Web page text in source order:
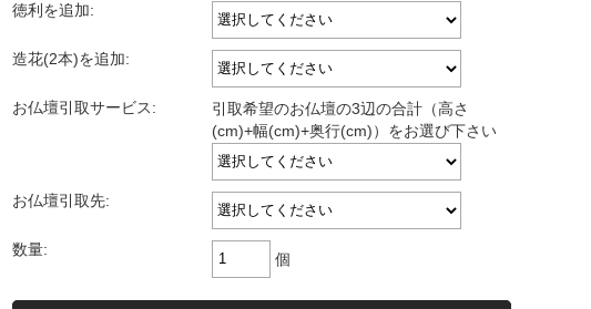
徳利を追加:
造花(2本)を追加:
お仏壇引取サービス:
引取希望のお仏壇の3辺の合計（高さ
(cm)+幅(cm)+奥行(cm)）をお選び下さい
お仏壇引取先:
数量:
個